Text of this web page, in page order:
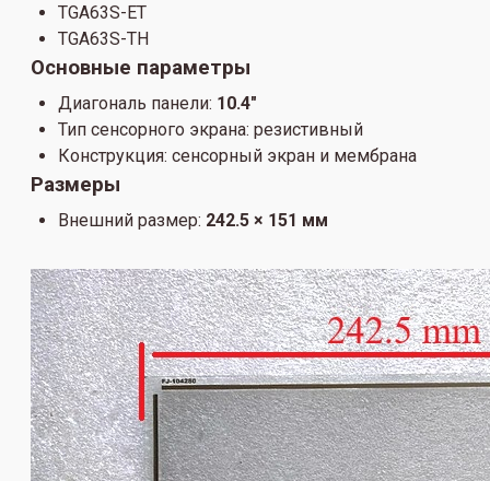
TGA63S-ET
TGA63S-TH
Основные параметры
Диагональ панели: 10.4"
Тип сенсорного экрана: резистивный
Конструкция: сенсорный экран и мембрана
Размеры
Внешний размер: 242.5 × 151 мм